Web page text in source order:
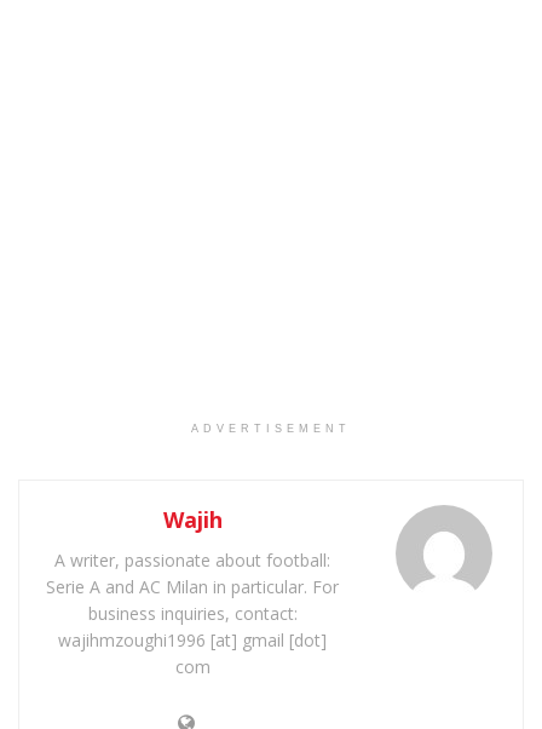
ADVERTISEMENT
Wajih
A writer, passionate about football:
Serie A and AC Milan in particular. For
business inquiries, contact:
wajihmzoughi1996 [at] gmail [dot]
com